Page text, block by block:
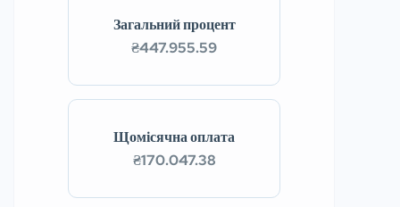
Щомісячна оплата
₴170.047.38
Загальний процент
₴447.955.59